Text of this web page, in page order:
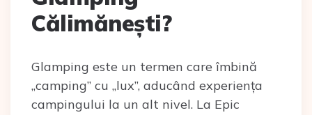
Călimănești?
Glamping este un termen care îmbină
„camping” cu „lux”, aducând experiența
campingului la un alt nivel. La Epic